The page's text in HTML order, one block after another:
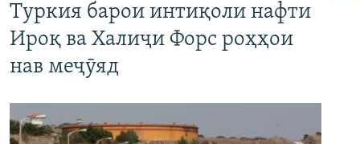
Туркия барои интиқоли нафти
Ироқ ва Халиҷи Форс роҳҳои
нав меҷӯяд